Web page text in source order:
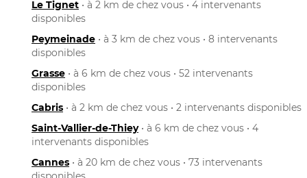
Le Tignet • à 2 km de chez vous • 4 intervenants
disponibles
Peymeinade • à 3 km de chez vous • 8 intervenants
disponibles
Grasse • à 6 km de chez vous • 52 intervenants
disponibles
Cabris • à 2 km de chez vous • 2 intervenants disponibles
Saint-Vallier-de-Thiey• à 6 km de chez vous • 4
intervenants disponibles
Cannes • à 20 km de chez vous • 73 intervenants